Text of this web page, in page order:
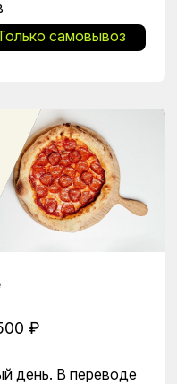
самовывоз
₽
день. В переводе